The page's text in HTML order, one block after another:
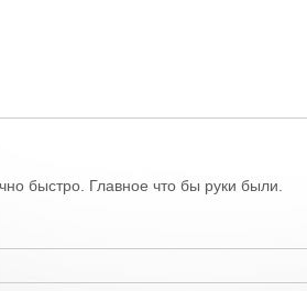
быстро. Главное что бы руки были.